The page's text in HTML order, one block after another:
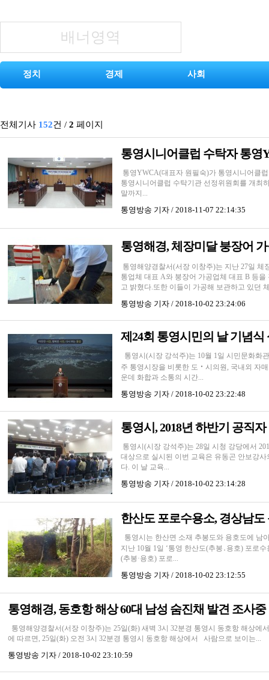
배너영역
정치 경제 사회
전체기사 152건 / 2 페이지
통영시니어클럽 수탁자 통영
통영YWCA(대표자 원필숙)가 통영시니어클
통영시니어클럽 수탁기관 선정위원회를 개최
말까지...
통영방송 기자 / 2018-11-07 22:14:35
통영해경, 체장미달 붕장어
통영해양경찰서(서장 이창주)는 지난 27일
통업체 대표 A와 붕장어 가공업체 대표 B 등
고 밝혔다.또한 이들이 가공해 보관하고 있던
통영방송 기자 / 2018-10-02 23:24:06
제24회 통영시민의 날 기념식
통영시(시장 강석주)는 10월 1일 시민문화화
주 통영시장을 비롯한 도‧시의원, 국내외 자
운데 화합과 소통의 시간...
통영방송 기자 / 2018-10-02 23:22:48
통영시, 2018년 하반기 공직
통영시(시장 강석주)는 28일 시청 강당에서
대상으로 실시된 이번 교육은 유동곤 안보강
다. 이 날 교육...
통영방송 기자 / 2018-10-02 23:14:28
한산도 포로수용소, 경상남도
통영시는 한산면 소재 추봉도와 용호도에 남
지난 10월 1일 ‘통영 한산도(추봉․용호) 포로
(추봉·용호) 포로...
통영방송 기자 / 2018-10-02 23:12:55
통영해경, 동호항 해상 60대 남성 숨진채 발견 조사중
통영해양경찰서(서장 이창주)는 25일(화) 새벽 3시 32분경 통영시 동호항 해상에
에 따르면, 25일(화) 오전 3시 32분경 통영시 동호항 해상에서 사람으로 보이는...
통영방송 기자 / 2018-10-02 23:10:59